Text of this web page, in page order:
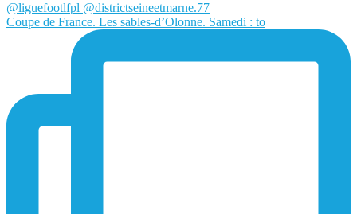
Coupe de France. Les sables-d’Olonne. Samedi : to